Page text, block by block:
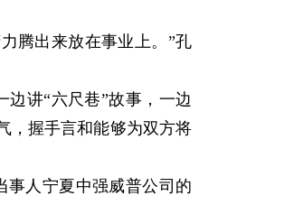
腾出来放在事业上。”孔
讲“六尺巷”故事，一边
，握手言和能够为双方将
人宁夏中强威普公司的